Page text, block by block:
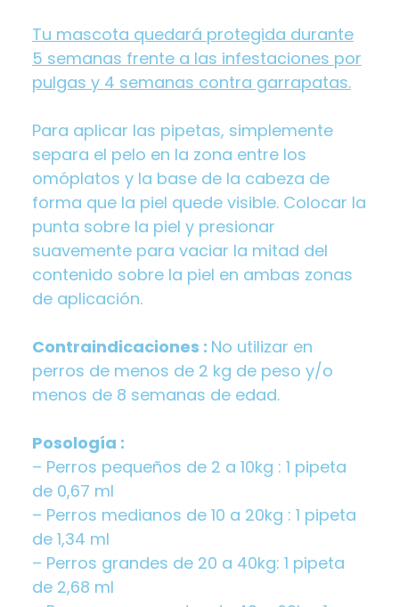
Tu mascota quedará protegida durante
5 semanas frente a las infestaciones por
pulgas y 4 semanas contra garrapatas.
Para aplicar las pipetas, simplemente
separa el pelo en la zona entre los
omóplatos y la base de la cabeza de
forma que la piel quede visible. Colocar la
punta sobre la piel y presionar
suavemente para vaciar la mitad del
contenido sobre la piel en ambas zonas
de aplicación.
Contraindicaciones : No utilizar en
perros de menos de 2 kg de peso y/o
menos de 8 semanas de edad.
Posología :
– Perros pequeños de 2 a 10kg : 1 pipeta
de 0,67 ml
– Perros medianos de 10 a 20kg : 1 pipeta
de 1,34 ml
– Perros grandes de 20 a 40kg: 1 pipeta
de 2,68 ml